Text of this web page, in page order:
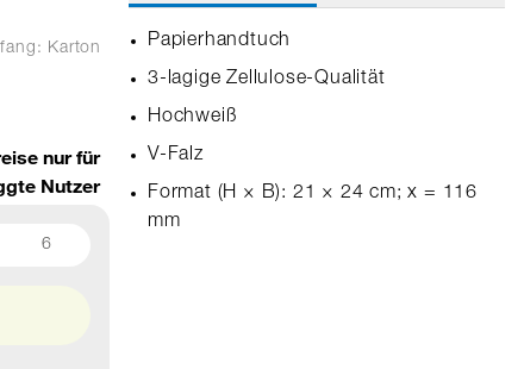
Karton
nur für
Nutzer
6
Papierhandtuch
3-lagige Zellulose-Qualität
Hochweiß
V-Falz
Format (H × B): 21 × 24 cm; x = 116
mm